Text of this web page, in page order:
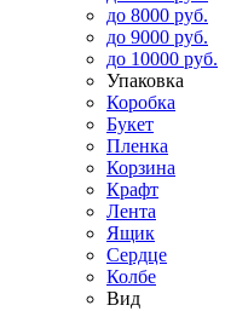
до 8000 руб.
до 9000 руб.
до 10000 руб.
Упаковка
Коробка
Букет
Пленка
Корзина
Крафт
Лента
Ящик
Сердце
Колбе
Вид